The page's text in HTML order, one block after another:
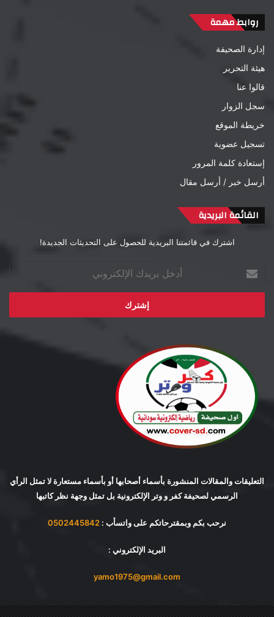
روابط مهمة
إدارة الصحيفة
هيئة التحرير
قالوا عنا
سجل الزوار
خريطة الموقع
تسجيل عضوية
إستعادة كلمة المرور
أرسل خبر / أرسل مقال
القائمة البريدية
اشترك في قائمتنا البريدية للحصول على التحديثات الجديدة!
بريدك
الإلكتروني
التعليقات والمقالات المنشورة بأسماء أصحابها أو بأسماء مستعارة لا تمثل الرأي
الرسمي لصحيفة كفر و وتر الإلكترونية بل تمثل وجهة نظر كاتبها
نرحب بكم وبمقترحاتكم على واتسأب : 0502445842
البريد الإلكتروني :
yamo1975@gmail.com